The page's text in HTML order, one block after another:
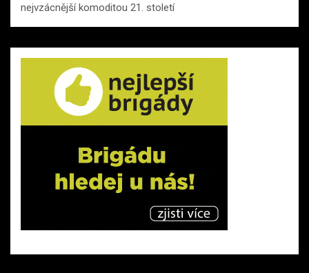
nejvzácnější komoditou 21. století